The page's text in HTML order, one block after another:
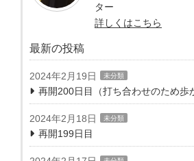
ター
詳しくはこちら
最新の投稿
2024年2月19日 未分類
再開200日目（打ち合わせのため歩
2024年2月18日 未分類
再開199日目